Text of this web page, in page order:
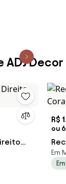
ADJ Decor
R$
ou
Em